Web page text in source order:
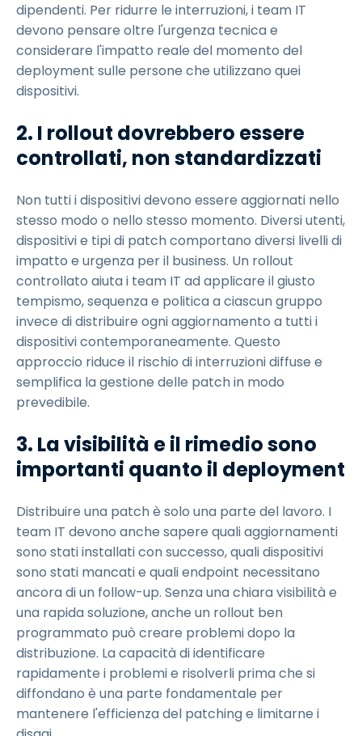
dipendenti. Per ridurre le interruzioni, i team IT
devono pensare oltre l'urgenza tecnica e
considerare l'impatto reale del momento del
deployment sulle persone che utilizzano quei
dispositivi.
2. I rollout dovrebbero essere
controllati, non standardizzati
Non tutti i dispositivi devono essere aggiornati nello
stesso modo o nello stesso momento. Diversi utenti,
dispositivi e tipi di patch comportano diversi livelli di
impatto e urgenza per il business. Un rollout
controllato aiuta i team IT ad applicare il giusto
tempismo, sequenza e politica a ciascun gruppo
invece di distribuire ogni aggiornamento a tutti i
dispositivi contemporaneamente. Questo
approccio riduce il rischio di interruzioni diffuse e
semplifica la gestione delle patch in modo
prevedibile.
3. La visibilità e il rimedio sono
importanti quanto il deployment
Distribuire una patch è solo una parte del lavoro. I
team IT devono anche sapere quali aggiornamenti
sono stati installati con successo, quali dispositivi
sono stati mancati e quali endpoint necessitano
ancora di un follow-up. Senza una chiara visibilità e
una rapida soluzione, anche un rollout ben
programmato può creare problemi dopo la
distribuzione. La capacità di identificare
rapidamente i problemi e risolverli prima che si
diffondano è una parte fondamentale per
mantenere l'efficienza del patching e limitarne i